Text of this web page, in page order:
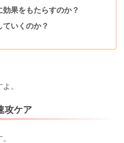
効果をもたらすのか？
ていくのか？
。
攻ケア